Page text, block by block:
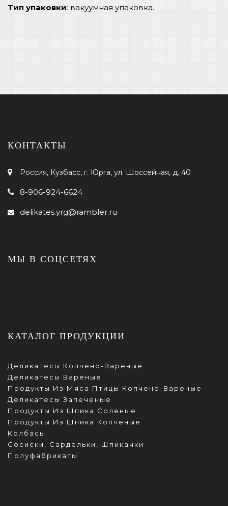
Тип упаковки: вакуумная упаковка.
КОНТАКТЫ
Россия, Кузбасс, г. Юрга, ул. Шоссейная, д. 40
8-906-924-6624
delikates.yrg@rambler.ru
МЫ В СОЦСЕТЯХ
КАТАЛОГ ПРОДУКЦИИ
Деликатесы Копчёно-Варёные
Деликатесы Вареные
Продукты Из Мяса Птицы Копчено-Вареные
Деликатесы Запеченые
Продукты Из Шпика Соленые
Продукты Из Шпика Копченые
Колбасы
Сосиски, Сардельки, Шпикачки
Полуфабрикаты